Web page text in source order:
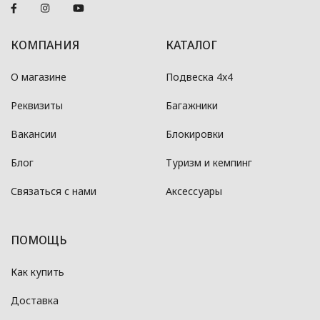
КОМПАНИЯ
О магазине
Реквизиты
Вакансии
Блог
Связаться с нами
КАТАЛОГ
Подвеска 4x4
Багажники
Блокировки
Туризм и кемпинг
Аксессуары
ПОМОЩЬ
Как купить
Доставка